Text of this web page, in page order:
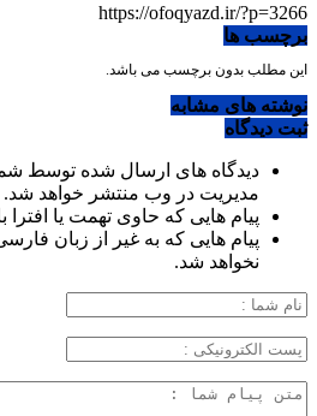
https://ofoqyazd.ir/?p=3266
برچسب ها
این مطلب بدون برچسب می باشد.
نوشته های مشابه
ثبت دیدگاه
دیدگاه های ارسال شده توسط
مدیریت در وب منتشر خواهد شد.
پیام هایی که حاوی تهمت یا
پیام هایی که به غیر از زبان
نخواهد شد.